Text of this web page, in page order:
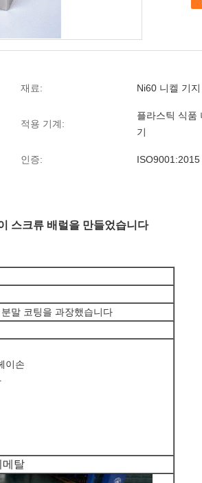
재료: Ni60 니켈 기
적용 기계:
플라스틱 식품
기
인증: ISO9001:2015
스크류 배럴을 만들었습니다
말 코팅을 과장했습니다
손
메탈